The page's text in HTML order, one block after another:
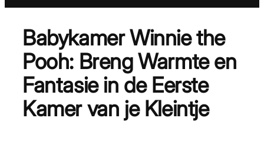
inhoud
Babykamer Winnie the
Pooh: Breng Warmte en
Fantasie in de Eerste
Kamer van je Kleintje